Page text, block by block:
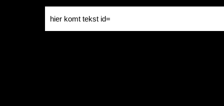
hier komt tekst id=